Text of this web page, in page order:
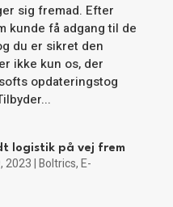
sig fremad. Efter
kunde få adgang til de
du er sikret den
ikke kun os, der
opdateringstog
logistik på vej frem
2023|Boltrics,E-